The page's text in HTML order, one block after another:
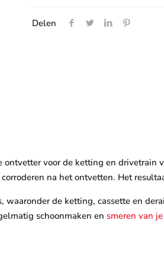
Delen
voor de ketting en drivetrain
na het ontvetten. Het
de ketting, cassette en
schoonmaken ensmeren van